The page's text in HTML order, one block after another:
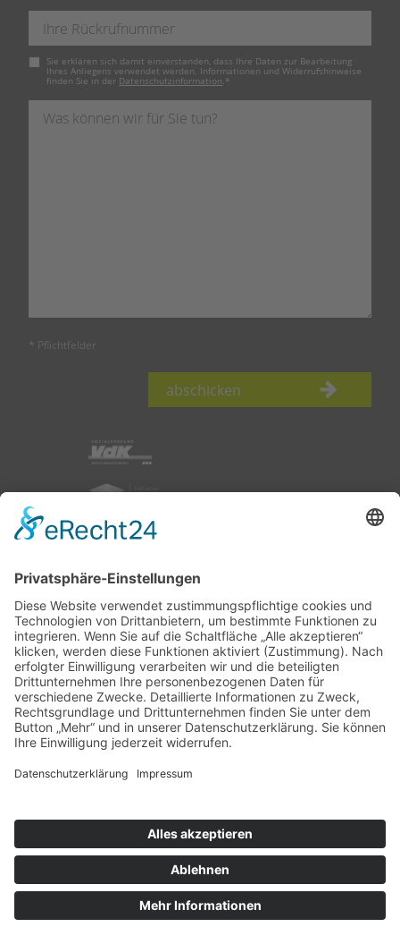
Pflichtfeld
Sie erklären sich damit einverstanden, dass Ihre Daten zur Bearbeitung
Ihres Anliegens verwendet werden. Informationen und Widerrufshinweise
finden Sie in der Datenschutzinformation. *
* Pflichtfelder
abschicken
nach oben
Impressum|Datenschutz
Ihnen gefällt, was Sie lesen?
Dann teilen Sie es mit anderen!
X